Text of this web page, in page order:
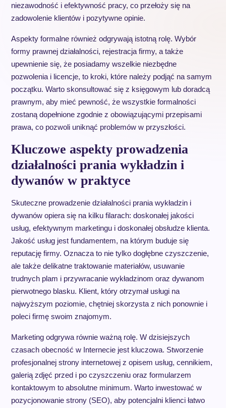
niezawodność i efektywność pracy, co przełoży się na
zadowolenie klientów i pozytywne opinie.
Aspekty formalne również odgrywają istotną rolę. Wybór
formy prawnej działalności, rejestracja firmy, a także
upewnienie się, że posiadamy wszelkie niezbędne
pozwolenia i licencje, to kroki, które należy podjąć na samym
początku. Warto skonsultować się z księgowym lub doradcą
prawnym, aby mieć pewność, że wszystkie formalności
zostaną dopełnione zgodnie z obowiązującymi przepisami
prawa, co pozwoli uniknąć problemów w przyszłości.
Kluczowe aspekty prowadzenia
działalności prania wykładzin i
dywanów w praktyce
Skuteczne prowadzenie działalności prania wykładzin i
dywanów opiera się na kilku filarach: doskonałej jakości
usług, efektywnym marketingu i doskonałej obsłudze klienta.
Jakość usług jest fundamentem, na którym buduje się
reputację firmy. Oznacza to nie tylko dogłębne czyszczenie,
ale także delikatne traktowanie materiałów, usuwanie
trudnych plam i przywracanie wykładzinom oraz dywanom
pierwotnego blasku. Klient, który otrzymał usługi na
najwyższym poziomie, chętniej skorzysta z nich ponownie i
poleci firmę swoim znajomym.
Marketing odgrywa równie ważną rolę. W dzisiejszych
czasach obecność w Internecie jest kluczowa. Stworzenie
profesjonalnej strony internetowej z opisem usług, cennikiem,
galerią zdjęć przed i po czyszczeniu oraz formularzem
kontaktowym to absolutne minimum. Warto inwestować w
pozycjonowanie strony (SEO), aby potencjalni klienci łatwo